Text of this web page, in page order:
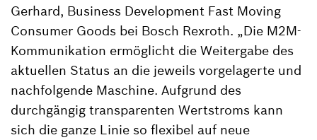
Gerhard, Business Development Fast Moving
Consumer Goods bei Bosch Rexroth. „Die M2M-
Kommunikation ermöglicht die Weitergabe des
aktuellen Status an die jeweils vorgelagerte und
nachfolgende Maschine. Aufgrund des
durchgängig transparenten Wertstroms kann
sich die ganze Linie so flexibel auf neue